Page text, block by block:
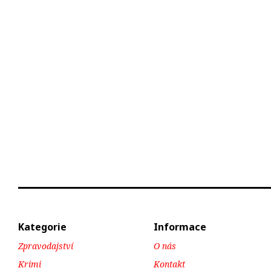
Kategorie
Zpravodajství
Krimi
Informace
O nás
Kontakt